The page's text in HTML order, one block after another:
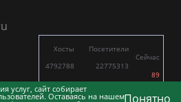
услуг, сайт собирает
Оставаясь на нашемПонятно
Хосты
4792788
10400
Посетители
22775313
23863
Сейчас
89